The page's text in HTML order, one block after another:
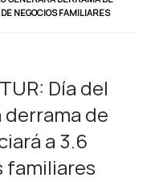
NEGOCIOS FAMILIARES
Día del
derrama de
a 3.6
familiares